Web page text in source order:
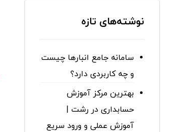
نوشته‌های تازه
سامانه جامع انبارها چیست
و چه کاربردی دارد؟
بهترین مرکز آموزش
حسابداری در رشت |
آموزش عملی و ورود سریع